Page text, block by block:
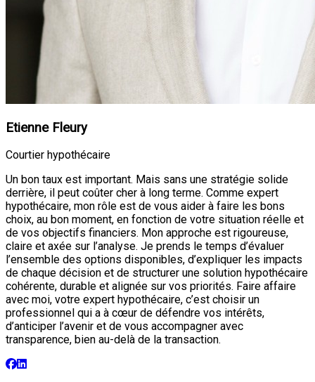
Etienne Fleury
Courtier hypothécaire
Un bon taux est important. Mais sans une stratégie solide
derrière, il peut coûter cher à long terme. Comme expert
hypothécaire, mon rôle est de vous aider à faire les bons
choix, au bon moment, en fonction de votre situation réelle et
de vos objectifs financiers. Mon approche est rigoureuse,
claire et axée sur l’analyse. Je prends le temps d’évaluer
l’ensemble des options disponibles, d’expliquer les impacts
de chaque décision et de structurer une solution hypothécaire
cohérente, durable et alignée sur vos priorités. Faire affaire
avec moi, votre expert hypothécaire, c’est choisir un
professionnel qui a à cœur de défendre vos intérêts,
d’anticiper l’avenir et de vous accompagner avec
transparence, bien au-delà de la transaction.